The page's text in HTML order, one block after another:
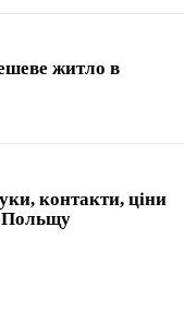
житло в
контакти, ціни
Польщу